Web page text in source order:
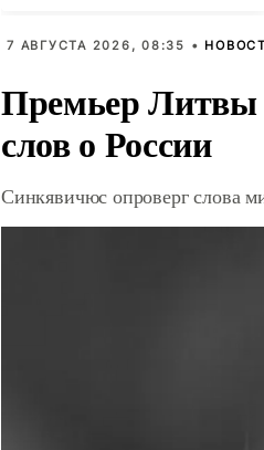
7 АВГУСТА 2026, 08:35 •
Премьер Литвы
слов о России
Синкявичюс опроверг слова